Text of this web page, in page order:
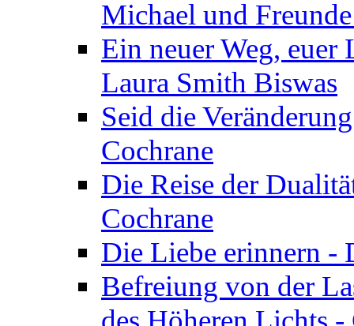
Michael und
Ein neuer Weg, euer
Laura Smith Biswas
Seid die
Cochrane
Die Reise der
Cochrane
Die Liebe erinnern -
Befreiung von der